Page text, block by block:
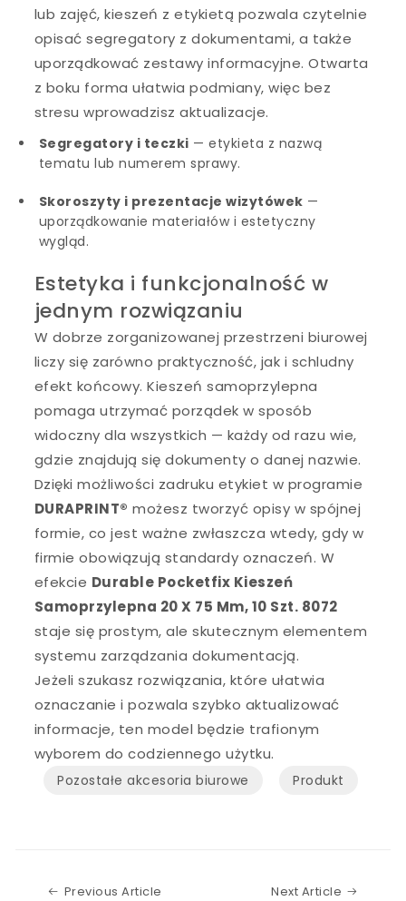
lub zajęć, kieszeń z etykietą pozwala czytelnie
opisać segregatory z dokumentami, a także
uporządkować zestawy informacyjne. Otwarta
z boku forma ułatwia podmiany, więc bez
stresu wprowadzisz aktualizacje.
Segregatory i teczki — etykieta z nazwą
tematu lub numerem sprawy.
Skoroszyty i prezentacje wizytówek —
uporządkowanie materiałów i estetyczny
wygląd.
Estetyka i funkcjonalność w
jednym rozwiązaniu
W dobrze zorganizowanej przestrzeni biurowej
liczy się zarówno praktyczność, jak i schludny
efekt końcowy. Kieszeń samoprzylepna
pomaga utrzymać porządek w sposób
widoczny dla wszystkich — każdy od razu wie,
gdzie znajdują się dokumenty o danej nazwie.
Dzięki możliwości zadruku etykiet w programie
DURAPRINT® możesz tworzyć opisy w spójnej
formie, co jest ważne zwłaszcza wtedy, gdy w
firmie obowiązują standardy oznaczeń. W
efekcie Durable Pocketfix Kieszeń
Samoprzylepna 20 X 75 Mm, 10 Szt. 8072
staje się prostym, ale skutecznym elementem
systemu zarządzania dokumentacją.
Jeżeli szukasz rozwiązania, które ułatwia
oznaczanie i pozwala szybko aktualizować
informacje, ten model będzie trafionym
wyborem do codziennego użytku.
Pozostałe akcesoria biurowe Produkt
Previous Article Next Article